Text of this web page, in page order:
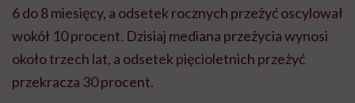
6 do 8 miesięcy, a odsetek rocznych przeżyć oscylował
wokół 10 procent. Dzisiaj mediana przeżycia wynosi
około trzech lat, a odsetek pięcioletnich przeżyć
przekracza 30 procent.